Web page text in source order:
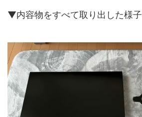
▼内容物をすべて取り出した様子